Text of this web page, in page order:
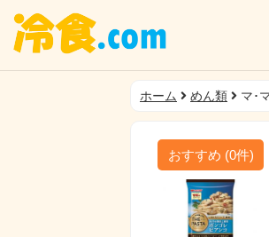
ホーム めん類 マ･
おすすめ (0件)